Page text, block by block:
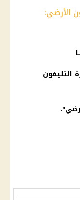
الأرضي:
التليفون